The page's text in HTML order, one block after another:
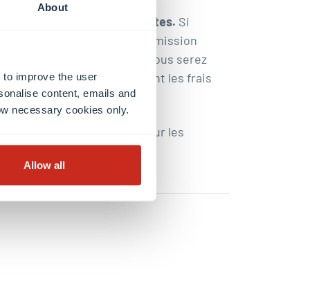
About
improve the user
content, emails and
necessary cookies only.
Allow all
académiques suivantes. Si
le processus d’admission
les documents requis. Vous serez
d’admission concernant les frais
garantit pas l’admission pour les